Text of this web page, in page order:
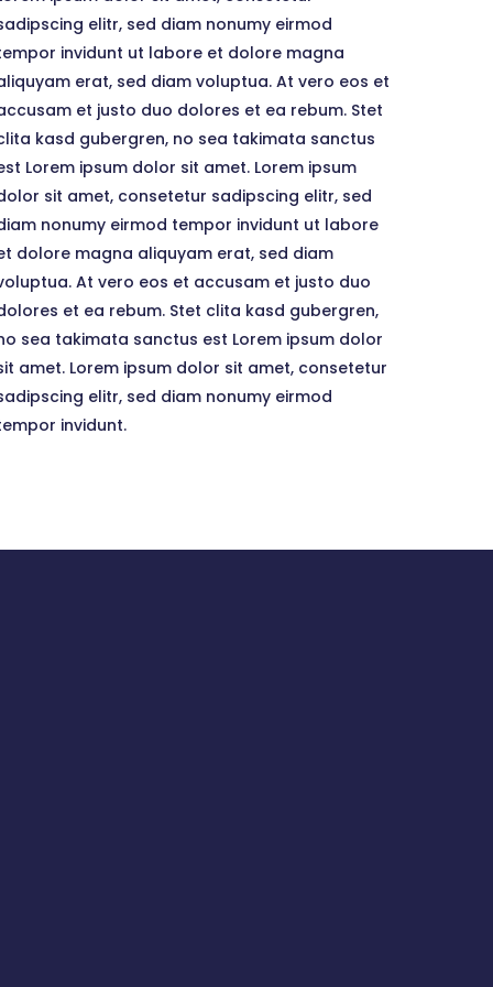
elitr, sed diam nonumy eirmod
invidunt ut labore et dolore magna
erat, sed diam voluptua. At vero eos et
et justo duo dolores et ea rebum. Stet
kasd gubergren, no sea takimata sanctus
Lorem ipsum dolor sit amet. Lorem ipsum
sit amet, consetetur sadipscing elitr, sed
nonumy eirmod tempor invidunt ut labore
dolore magna aliquyam erat, sed diam
At vero eos et accusam et justo duo
et ea rebum. Stet clita kasd gubergren,
sea takimata sanctus est Lorem ipsum dolor
amet. Lorem ipsum dolor sit amet, consetetur
elitr, sed diam nonumy eirmod
invidunt.